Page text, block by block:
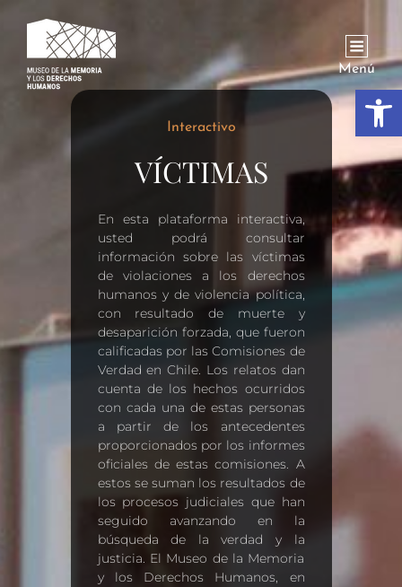
Menú
Interactivo
VÍCTIMAS
En esta plataforma interactiva,
usted podrá consultar
información sobre las víctimas
de violaciones a los derechos
humanos y de violencia política,
con resultado de muerte y
desaparición forzada, que fueron
calificadas por las Comisiones de
Verdad en Chile. Los relatos dan
cuenta de los hechos ocurridos
con cada una de estas personas
a partir de los antecedentes
proporcionados por los informes
oficiales de estas comisiones. A
estos se suman los resultados de
los procesos judiciales que han
seguido avanzando en la
búsqueda de la verdad y la
justicia. El Museo de la Memoria
y los Derechos Humanos, en